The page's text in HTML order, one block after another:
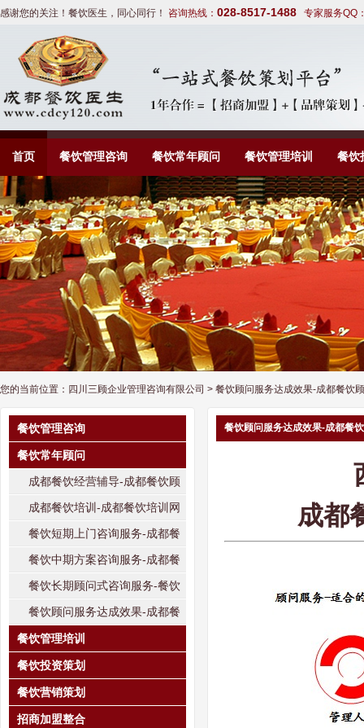
感谢您的关注！餐饮医生，同心同行！ 咨询热线： 028-8517-1488 专家服务QQ
首页 餐饮管理咨询 餐饮常年顾问 餐饮管理培训 餐饮
您的当前位置： 四川三顾企业管理咨询有限公司 > 餐饮顾问服务达成效果-成都餐饮
餐饮管理咨询
餐饮常年顾问
成都餐饮经营辅导-成都餐饮顾
问网
成都餐饮培训-成都餐饮培训网
餐饮短期上门咨询服务-成都餐
饮管理咨询网
餐饮中期方案咨询服务-成都餐
饮管理咨询网
餐饮长期顾问式咨询服务-餐饮
顾问服务网
餐饮顾问服务达成效果-成都餐
饮顾问服务网
餐饮管理培训
餐饮投资策划
餐饮营销策划
招商加盟整合
餐饮顾问服务达成效果-成都餐
成都